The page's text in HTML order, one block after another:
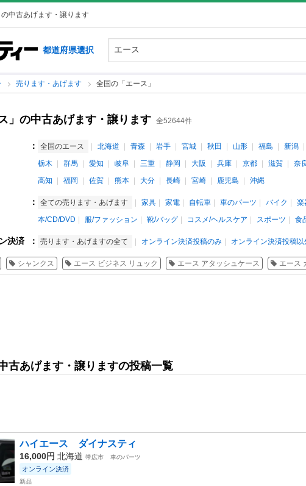
の中古あげます・譲ります
都道府県選択
売ります・あげます 全国の「エース」
」の中古あげます・譲ります 全52644件
： 全国のエース 北海道 青森 岩手 宮城 秋田 山形 福島 新潟
栃木
群馬 愛知 岐阜 三重 静岡 大阪 兵庫 京都 滋賀 奈
高知
福岡 佐賀 熊本 大分 長崎 宮崎 鹿児島 沖縄
： 全ての売ります・あげます 家具 家電 自転車 車のパーツ バイク 楽
本/CD/DVD
服/ファッション 靴/バッグ コスメ/ヘルスケア スポーツ 食
決済 ： 売ります・あげますの全て オンライン決済投稿のみ オンライン決済投稿以
シャンクス エース ビジネス リュック エース アタッシュケース エース
古あげます・譲りますの投稿一覧
ハイエース ダイナスティ
16,000円 北海道 帯広市 車のパーツ
オンライン決済
新品